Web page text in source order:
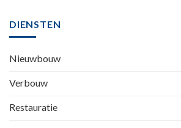
DIENSTEN
Nieuwbouw
Verbouw
Restauratie